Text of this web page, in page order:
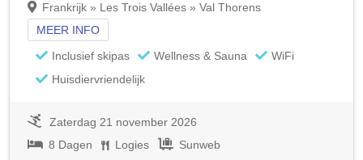
Frankrijk » Les Trois Vallées » Val Thorens
MEER INFO
Inclusief skipas
Wellness & Sauna
WiFi
Huisdiervriendelijk
Zaterdag 21 november 2026
8 Dagen
Logies
Sunweb